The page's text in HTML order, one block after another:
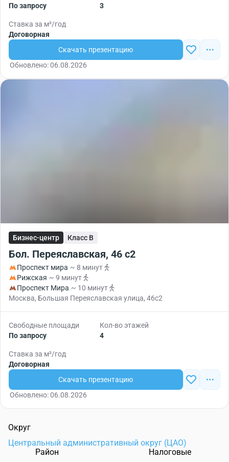
По запросу
3
Ставка за м²/год
Договорная
Скачать презентацию
Обновлено: 06.08.2026
Бизнес-центр Класс B
Бол. Переяславская, 46 с2
Проспект мира ~ 8 минут
Рижская ~ 9 минут
Проспект Мира ~ 10 минут
Москва, Большая Переяславская улица, 46с2
Свободные площади
По запросу
Кол-во этажей
4
Ставка за м²/год
Договорная
Скачать презентацию
Обновлено: 06.08.2026
Округ
Центральный административный округ (ЦАО)
Район
Налоговые